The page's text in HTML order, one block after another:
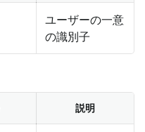
ユーザーの一意
の識別子
説明